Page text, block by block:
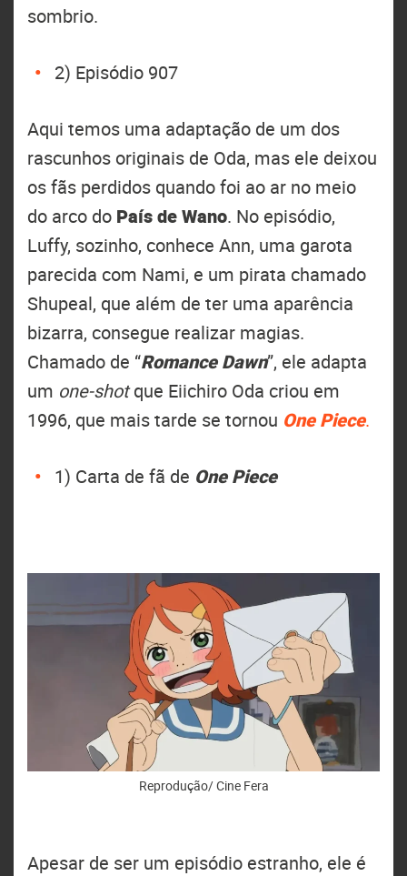
sombrio.
2) Episódio 907
Aqui temos uma adaptação de um dos
rascunhos originais de Oda, mas ele deixou
os fãs perdidos quando foi ao ar no meio
do arco do País de Wano. No episódio,
Luffy, sozinho, conhece Ann, uma garota
parecida com Nami, e um pirata chamado
Shupeal, que além de ter uma aparência
bizarra, consegue realizar magias.
Chamado de “Romance Dawn”, ele adapta
um one-shotque Eiichiro Oda criou em
1996, que mais tarde se tornou One Piece.
1) Carta de fã de One Piece
Reprodução/ Cine Fera
Apesar de ser um episódio estranho, ele é